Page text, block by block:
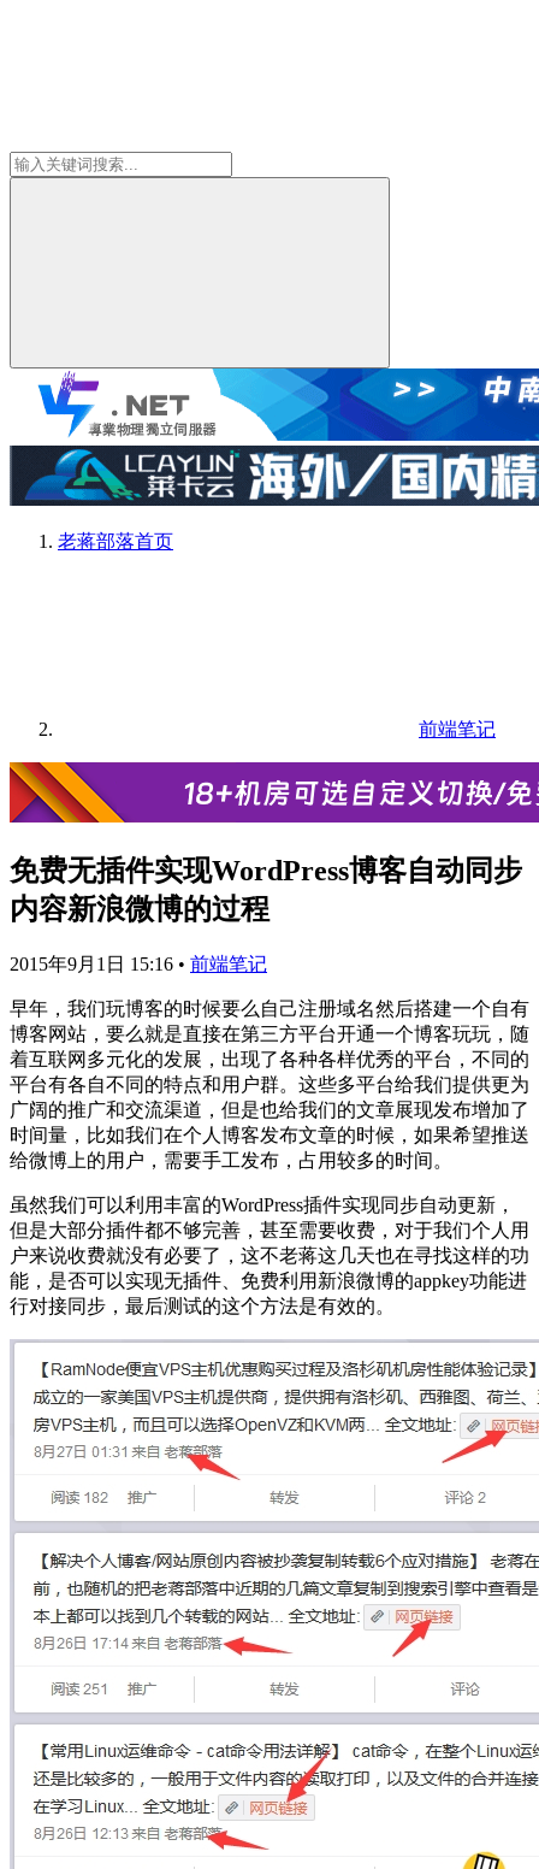
老蒋部落首页
前端笔记
免费无插件实现WordPress博客自动同步
内容新浪微博的过程
2015年9月1日 15:16 • 前端笔记
早年，我们玩博客的时候要么自己注册域名然后搭建一个自有
博客网站，要么就是直接在第三方平台开通一个博客玩玩，随
着互联网多元化的发展，出现了各种各样优秀的平台，不同的
平台有各自不同的特点和用户群。这些多平台给我们提供更为
广阔的推广和交流渠道，但是也给我们的文章展现发布增加了
时间量，比如我们在个人博客发布文章的时候，如果希望推送
给微博上的用户，需要手工发布，占用较多的时间。
虽然我们可以利用丰富的WordPress插件实现同步自动更新，
但是大部分插件都不够完善，甚至需要收费，对于我们个人用
户来说收费就没有必要了，这不老蒋这几天也在寻找这样的功
能，是否可以实现无插件、免费利用新浪微博的appkey功能进
行对接同步，最后测试的这个方法是有效的。